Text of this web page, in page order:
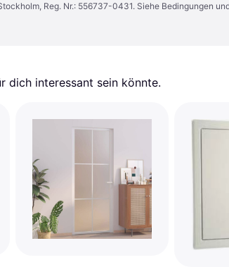
Reg. Nr.: 556737-0431. Siehe Bedingungen
dich interessant sein könnte.